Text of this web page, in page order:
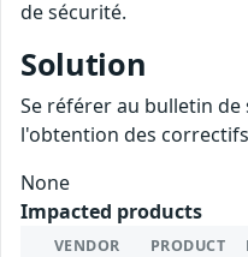
de sécurité.
Solution
Se référer au bulletin
l'obtention des
None
Impacted products
VENDOR PRODUCT